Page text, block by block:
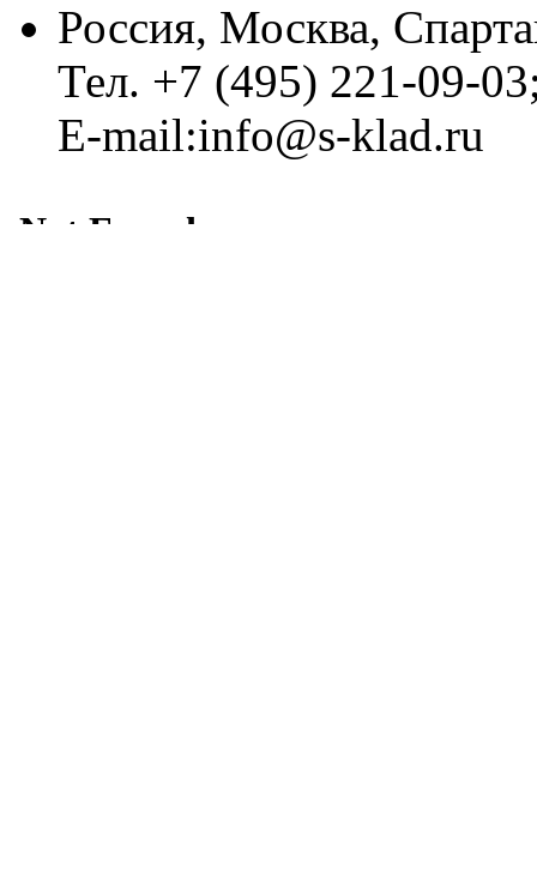
Россия, Москва,
Тел. +7 (495) 221-09-
E-mail:info@s-klad.ru